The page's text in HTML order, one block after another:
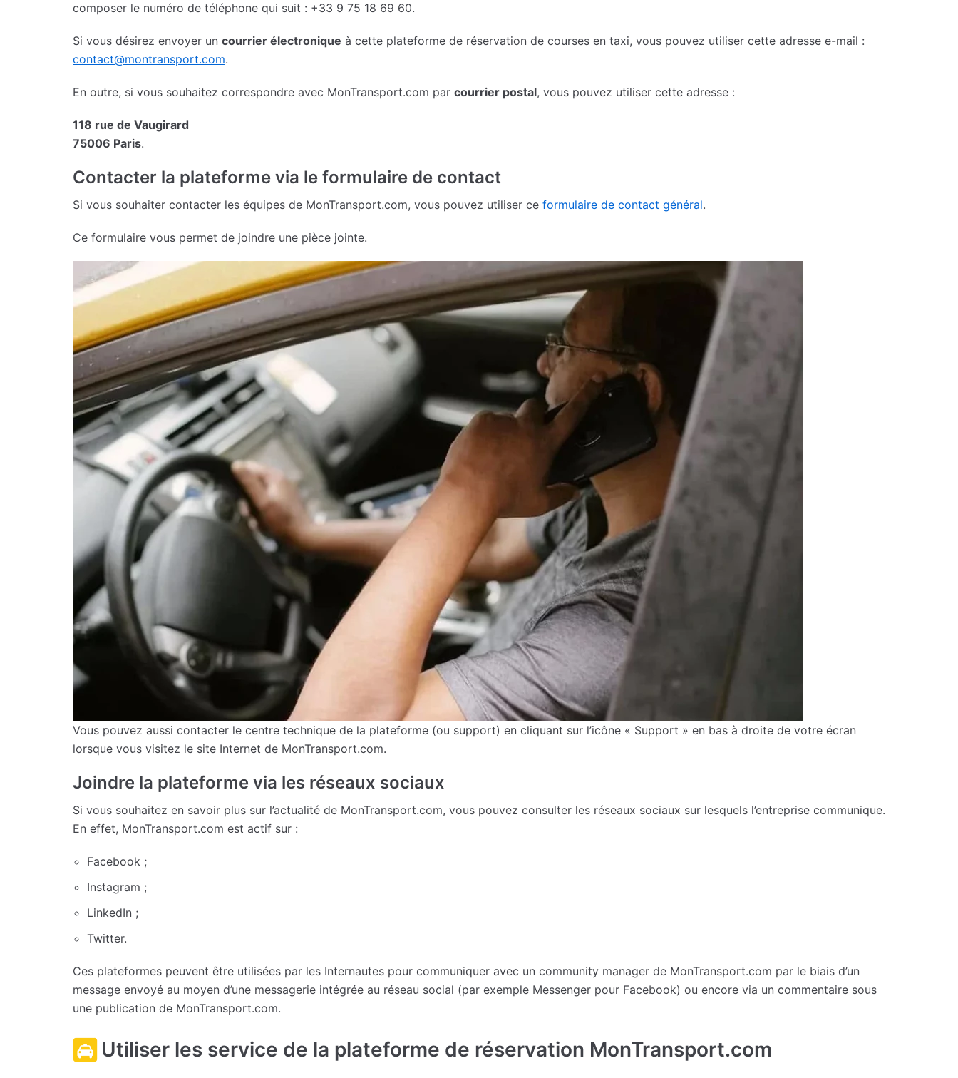
composer le numéro de téléphone qui suit : +33 9 75 18 69 60.
Si vous désirez envoyer un courrier électronique à cette plateforme de réservation de courses en taxi, vous pouvez utiliser cette adresse e-mail :
contact@montransport.com.
En outre, si vous souhaitez correspondre avec MonTransport.com par courrier postal, vous pouvez utiliser cette adresse :
118 rue de Vaugirard
75006 Paris.
Contacter la plateforme via le formulaire de contact
Si vous souhaiter contacter les équipes de MonTransport.com, vous pouvez utiliser ce formulaire de contact général.
Ce formulaire vous permet de joindre une pièce jointe.
Vous pouvez aussi contacter le centre technique de la plateforme (ou support) en cliquant sur l’icône « Support » en bas à droite de votre écran
lorsque vous visitez le site Internet de MonTransport.com.
Joindre la plateforme via les réseaux sociaux
Si vous souhaitez en savoir plus sur l’actualité de MonTransport.com, vous pouvez consulter les réseaux sociaux sur lesquels l’entreprise communique.
En effet, MonTransport.com est actif sur :
Facebook ;
Instagram ;
LinkedIn ;
Twitter.
Ces plateformes peuvent être utilisées par les Internautes pour communiquer avec un community manager de MonTransport.com par le biais d’un
message envoyé au moyen d’une messagerie intégrée au réseau social (par exemple Messenger pour Facebook) ou encore via un commentaire sous
une publication de MonTransport.com.
Utiliser les service de la plateforme de réservation MonTransport.com